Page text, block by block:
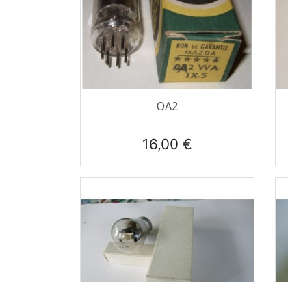
Aperçu rapide
OA2
Prix
16,00 €